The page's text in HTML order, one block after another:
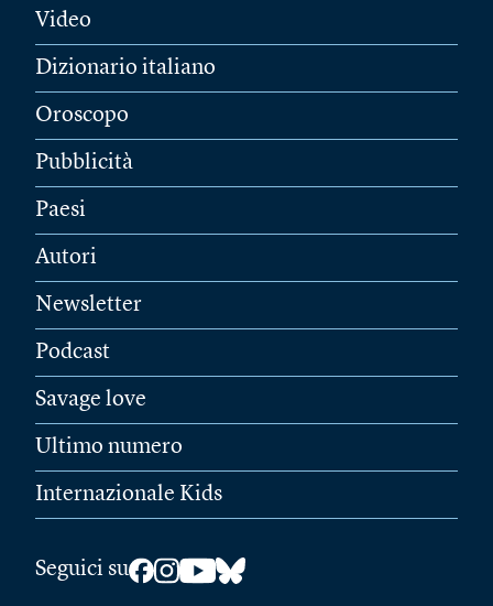
Video
Dizionario italiano
Oroscopo
Pubblicità
Paesi
Autori
Newsletter
Podcast
Savage love
Ultimo numero
Internazionale Kids
Seguici su